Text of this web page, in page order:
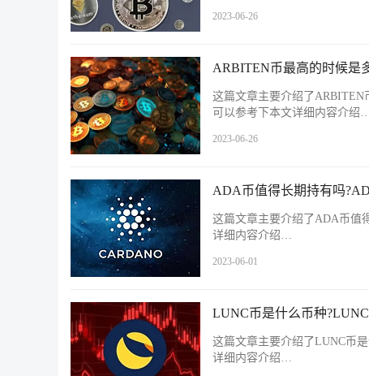
2023-06-26
ARBITEN币最高的时候是
这篇文章主要介绍了ARBITEN
可以参考下本文详细内容介绍
2023-06-26
ADA币值得长期持有吗
这篇文章主要介绍了ADA币值
详细内容介绍…
2023-06-01
LUNC币是什么币种
这篇文章主要介绍了LUNC币
详细内容介绍…